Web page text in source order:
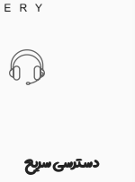
دسترسی سریع